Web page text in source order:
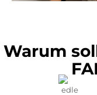
Warum